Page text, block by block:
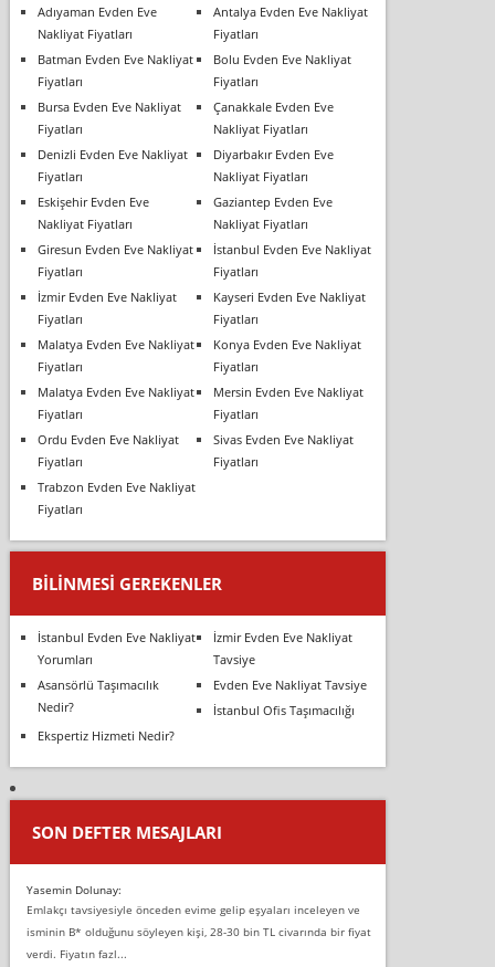
Adıyaman Evden Eve
Nakliyat Fiyatları
Antalya Evden Eve Nakliyat
Fiyatları
Batman Evden Eve Nakliyat
Fiyatları
Bolu Evden Eve Nakliyat
Fiyatları
Bursa Evden Eve Nakliyat
Fiyatları
Çanakkale Evden Eve
Nakliyat Fiyatları
Denizli Evden Eve Nakliyat
Fiyatları
Diyarbakır Evden Eve
Nakliyat Fiyatları
Eskişehir Evden Eve
Nakliyat Fiyatları
Gaziantep Evden Eve
Nakliyat Fiyatları
Giresun Evden Eve Nakliyat
Fiyatları
İstanbul Evden Eve Nakliyat
Fiyatları
İzmir Evden Eve Nakliyat
Fiyatları
Kayseri Evden Eve Nakliyat
Fiyatları
Malatya Evden Eve Nakliyat
Fiyatları
Konya Evden Eve Nakliyat
Fiyatları
Malatya Evden Eve Nakliyat
Fiyatları
Mersin Evden Eve Nakliyat
Fiyatları
Ordu Evden Eve Nakliyat
Fiyatları
Sivas Evden Eve Nakliyat
Fiyatları
Trabzon Evden Eve Nakliyat
Fiyatları
BILINMESI GEREKENLER
İstanbul Evden Eve Nakliyat
Yorumları
İzmir Evden Eve Nakliyat
Tavsiye
Asansörlü Taşımacılık
Nedir?
Evden Eve Nakliyat Tavsiye
İstanbul Ofis Taşımacılığı
Ekspertiz Hizmeti Nedir?
SON DEFTER MESAJLARI
Yasemin Dolunay:
Emlakçı tavsiyesiyle önceden evime gelip eşyaları inceleyen ve
isminin B* olduğunu söyleyen kişi, 28-30 bin TL civarında bir fiyat
verdi. Fiyatın fazl...